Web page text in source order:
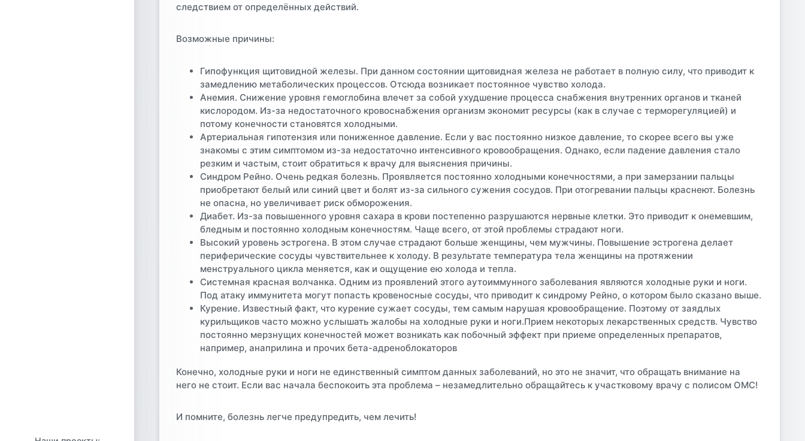
следствием от определённых действий.
Возможные причины:
Гипофункция щитовидной железы. При данном состоянии щитовидная железа не работает в полную силу, что приводит к
замедлению метаболических процессов. Отсюда возникает постоянное чувство холода.
Анемия. Снижение уровня гемоглобина влечет за собой ухудшение процесса снабжения внутренних органов и тканей
кислородом. Из-за недостаточного кровоснабжения организм экономит ресурсы (как в случае с терморегуляцией) и
потому конечности становятся холодными.
Артериальная гипотензия или пониженное давление. Если у вас постоянно низкое давление, то скорее всего вы уже
знакомы с этим симптомом из-за недостаточно интенсивного кровообращения. Однако, если падение давления стало
резким и частым, стоит обратиться к врачу для выяснения причины.
Синдром Рейно. Очень редкая болезнь. Проявляется постоянно холодными конечностями, а при замерзании пальцы
приобретают белый или синий цвет и болят из-за сильного сужения сосудов. При отогревании пальцы краснеют. Болезнь
не опасна, но увеличивает риск обморожения.
Диабет. Из-за повышенного уровня сахара в крови постепенно разрушаются нервные клетки. Это приводит к онемевшим,
бледным и постоянно холодным конечностям. Чаще всего, от этой проблемы страдают ноги.
Высокий уровень эстрогена. В этом случае страдают больше женщины, чем мужчины. Повышение эстрогена делает
периферические сосуды чувствительнее к холоду. В результате температура тела женщины на протяжении
менструального цикла меняется, как и ощущение ею холода и тепла.
Системная красная волчанка. Одним из проявлений этого аутоиммунного заболевания являются холодные руки и ноги.
Под атаку иммунитета могут попасть кровеносные сосуды, что приводит к синдрому Рейно, о котором было сказано выше.
Курение. Известный факт, что курение сужает сосуды, тем самым нарушая кровообращение. Поэтому от заядлых
курильщиков часто можно услышать жалобы на холодные руки и ноги.Прием некоторых лекарственных средств. Чувство
постоянно мерзнущих конечностей может возникать как побочный эффект при приеме определенных препаратов,
например, анаприлина и прочих бета-адреноблокаторов
Конечно, холодные руки и ноги не единственный симптом данных заболеваний, но это не значит, что обращать внимание на
него не стоит. Если вас начала беспокоить эта проблема – незамедлительно обращайтесь к участковому врачу с полисом ОМС!
И помните, болезнь легче предупредить, чем лечить!